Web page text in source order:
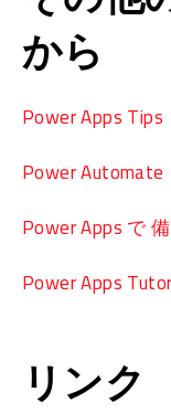
から
Power Apps Tips
Power Automate
Power Apps で
Power Apps
リンク